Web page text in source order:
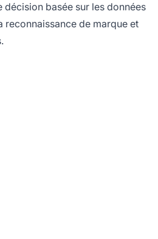
décision basée sur les données
reconnaissance de marque et